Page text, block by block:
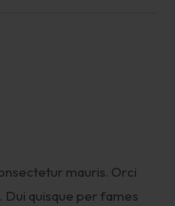
mauris. Orci
Dui quisque per fames